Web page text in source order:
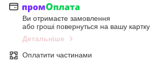
Ви отримаєте замовлення
або гроші повернуться на вашу картку
Детальніше
Оплатити частинами